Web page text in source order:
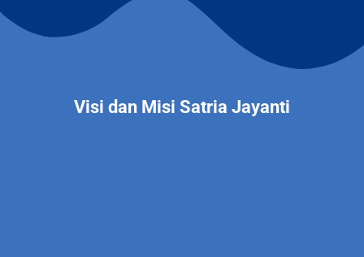
Visi dan Misi Satria Jayanti